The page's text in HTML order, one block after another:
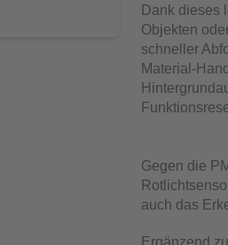
Dank dieses
Objekten
schneller
Material-
Gegen die
auch das
Ergänzend